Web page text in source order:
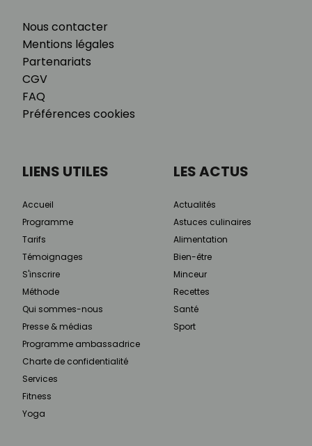
Nous contacter
Mentions légales
Partenariats
CGV
FAQ
Préférences cookies
LIENS UTILES
Accueil
Programme
Tarifs
Témoignages
S'inscrire
Méthode
Qui sommes-nous
Presse & médias
Programme ambassadrice
Charte de confidentialité
Services
Fitness
Yoga
LES ACTUS
Actualités
Astuces culinaires
Alimentation
Bien-être
Minceur
Recettes
Santé
Sport